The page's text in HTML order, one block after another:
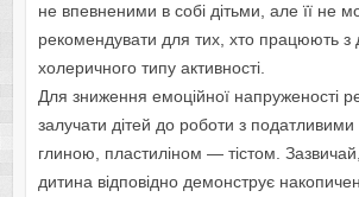
не впевненими в собі дітьми, але її не
рекомендувати для тих, хто працюють з
холеричного типу активності.
Для зниження емоційної напруженості
залучати дітей до роботи з
глиною, пластиліном — тістом. Зазвичай,
дитина відповідно демонструє